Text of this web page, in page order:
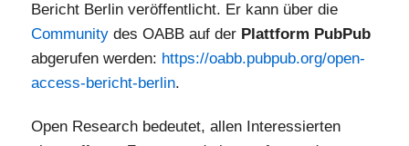
Bericht Berlin veröffentlicht. Er kann über die
Community des OABB auf der Plattform PubPub
abgerufen werden: https://oabb.pubpub.org/open-
access-bericht-berlin.
Open Research bedeutet, allen Interessierten